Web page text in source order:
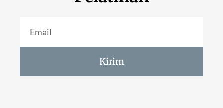
Kirim